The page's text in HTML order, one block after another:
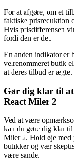
For at afgøre, om et
faktiske prisreduktion
Hvis prisdifferensen
fordi den er det.
En anden indikator er
velrenommeret butik
at deres tilbud er ægte.
Gør dig klar til at
React Miler 2
Ved at være
kan du gøre dig klar
Miler 2. Hold øje med
butikker og vær
være sande.